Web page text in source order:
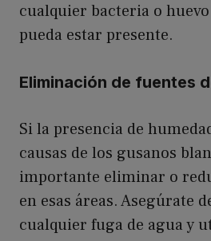
cualquier bacteria o
pueda estar presente.
Eliminación de fuentes
Si la presencia de
causas de los gusanos
importante eliminar o
en esas áreas. Asegúrate
cualquier fuga de agua y